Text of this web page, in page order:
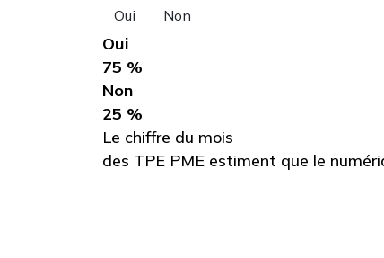
Oui Non
Oui
75 %
Non
25 %
Le chiffre du mois
des TPE PME estiment que le